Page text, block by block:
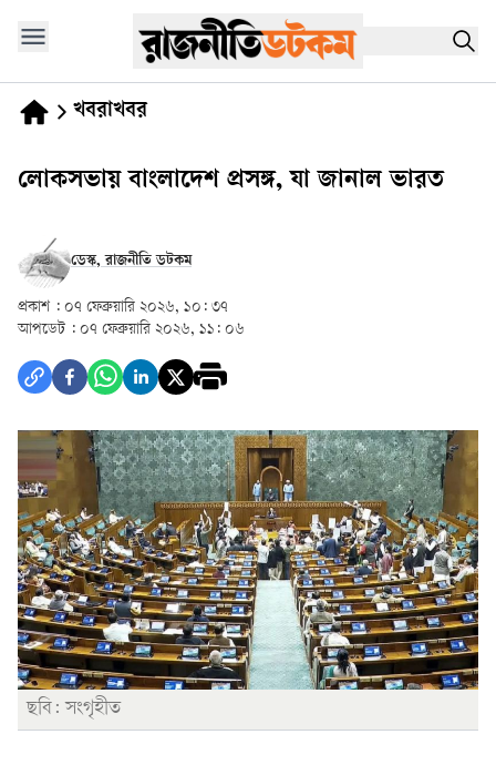
খবরাখবর
লোকসভায় বাংলাদেশ প্রসঙ্গ, যা জানাল ভারত
ডেস্ক, রাজনীতি ডটকম
প্রকাশ : ০৭ ফেব্রুয়ারি ২০২৬, ১০: ৩৭
আপডেট : ০৭ ফেব্রুয়ারি ২০২৬, ১১: ০৬
ছবি: সংগৃহীত